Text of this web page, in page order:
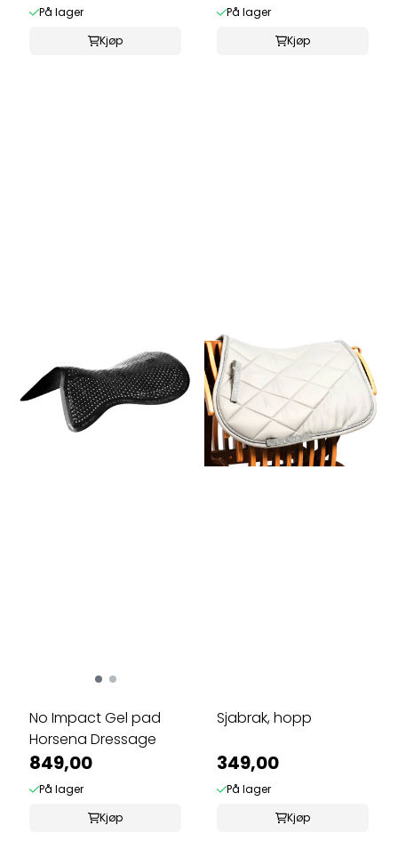
På lager
Kjøp
På lager
Kjøp
No Impact Gel pad
Horsena Dressage
849,00
På lager
Kjøp
Sjabrak, hopp
349,00
På lager
Kjøp